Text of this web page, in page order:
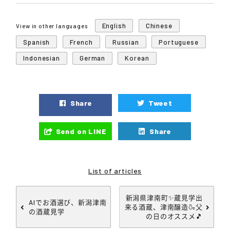
View in other languages English
Chinese
Spanish
French Russian
Portuguese
Indonesian
German Korean
Share Tweet
Send on LINE Share
List of articles
AIでお酒選び、新潟津南
の酒蔵見学
新潟県津南町✨蔵見学出
来る酒蔵、津南醸造🍶父
の日のオススメ🎵